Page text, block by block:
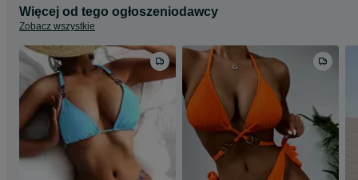
Więcej od tego ogłoszeniodawcy
Zobacz wszystkie